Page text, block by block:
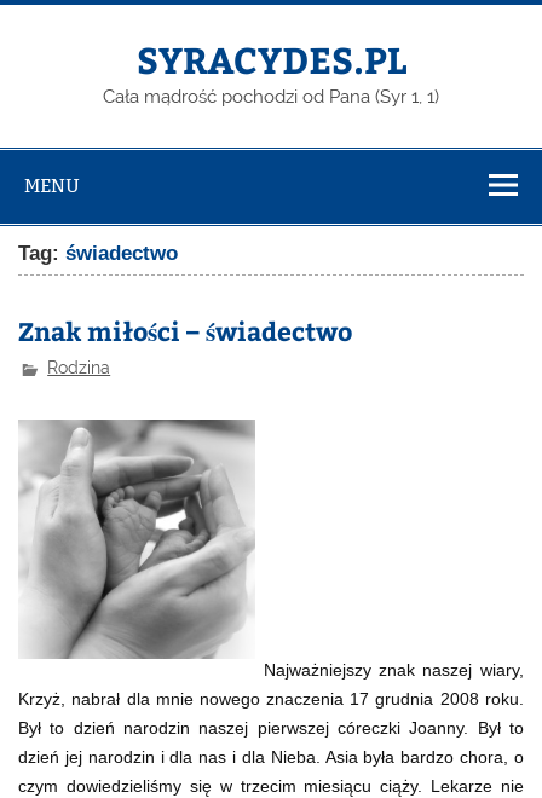
Skip
SYRACYDES.PL
Cała mądrość pochodzi od Pana (Syr 1, 1)
MENU
Tag:świadectwo
Znak miłości – świadectwo
Rodzina
Najważniejszy znak naszej wiary,
Krzyż, nabrał dla mnie nowego znaczenia 17 grudnia 2008 roku.
Był to dzień narodzin naszej pierwszej córeczki Joanny. Był to
dzień jej narodzin i dla nas i dla Nieba. Asia była bardzo chora, o
czym dowiedzieliśmy się w trzecim miesiącu ciąży. Lekarze nie